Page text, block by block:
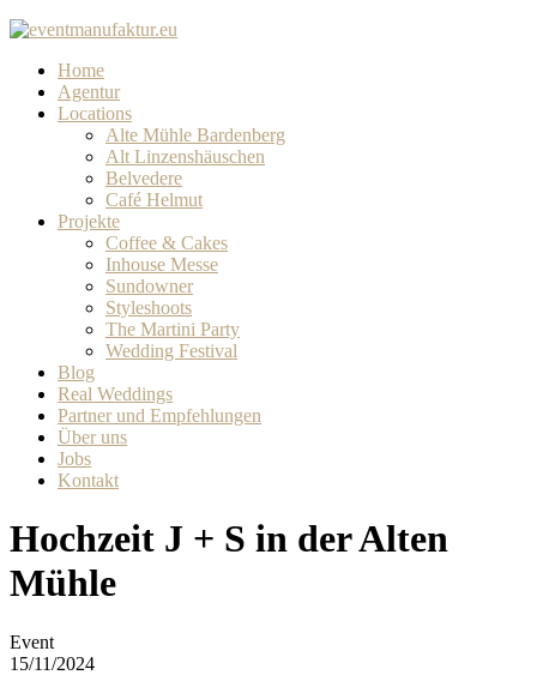
Home
Agentur
Locations
Alte Mühle Bardenberg
Alt Linzenshäuschen
Belvedere
Café Helmut
Projekte
Coffee & Cakes
Inhouse Messe
Sundowner
Styleshoots
The Martini Party
Wedding Festival
Blog
Real Weddings
Partner und Empfehlungen
Über uns
Jobs
Kontakt
Hochzeit J + S in der Alten
Mühle
Event
15/11/2024